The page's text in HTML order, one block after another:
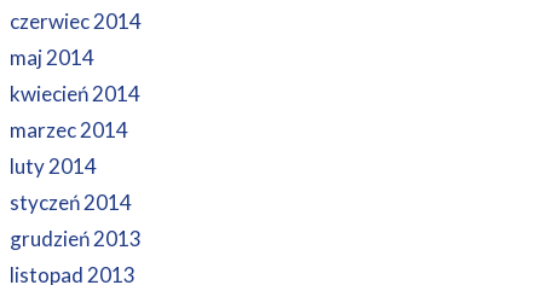
czerwiec 2014
maj 2014
kwiecień 2014
marzec 2014
luty 2014
styczeń 2014
grudzień 2013
listopad 2013